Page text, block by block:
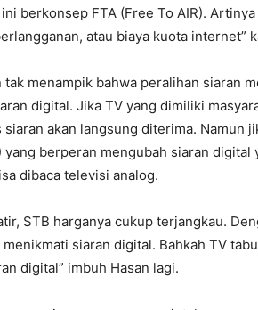
berkonsep FTA (Free To AIR).
atau biaya kuota internet”
tak menampik bahwa peralihan siaran
digital. Jika TV yang dimiliki
siaran akan langsung diterima. Namun
yang berperan mengubah siaran
dibaca televisi analog.
STB harganya cukup terjangkau.
siaran digital. Bahkah TV
digital” imbuh Hasan lagi.